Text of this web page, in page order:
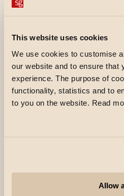
This website uses cookies
We use cookies to customise
our website and to ensure that
experience. The purpose of
functionality, statistics and to
to you on the website. Read
Allow
Lassen Sie
unseren